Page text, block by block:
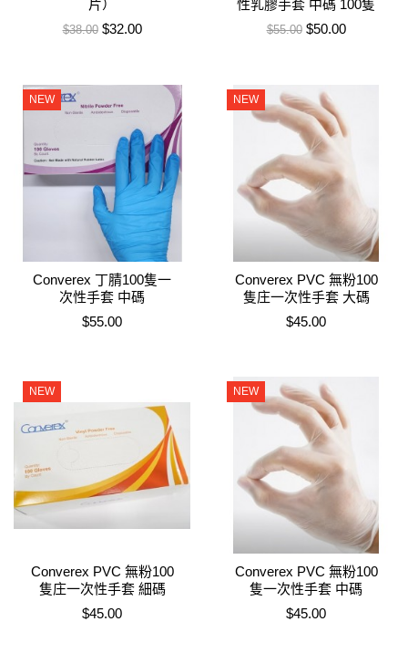
片）
售價
$38.00 特價
$32.00
性乳膠手套 中碼 100隻
售價
$55.00 特價
$50.00
NEW
Converex 丁腈100隻一
次性手套 中碼
售價
$55.00
NEW
Converex PVC 無粉100
隻庄一次性手套 大碼
售價
$45.00
NEW
Converex PVC 無粉100
隻庄一次性手套 細碼
售價
$45.00
NEW
Converex PVC 無粉100
隻一次性手套 中碼
售價
$45.00